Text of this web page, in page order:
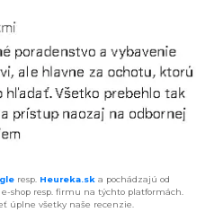
resp. Heureka.sk a pochádzajú od
shop resp. firmu na týchto platformách.
úplne všetky naše recenzie.